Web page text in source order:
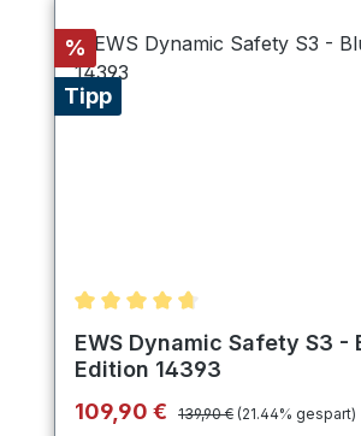
Rabatt
%
Tipp
Durchschnittliche Bewertung
EWS Dynamic Safety S3 -
Edition 14393
Verkaufspreis:
109,90 € Regulärer Preis:
139,90 € (21.44% gespart)